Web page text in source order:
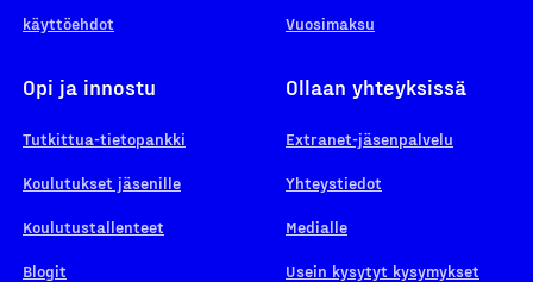
käyttöehdot
Vuosimaksu
Opi ja innostu
Tutkittua-tietopankki
Koulutukset jäsenille
Koulutustallenteet
Blogit
Ollaan yhteyksissä
Extranet-jäsenpalvelu
Yhteystiedot
Medialle
Usein kysytyt kysymykset